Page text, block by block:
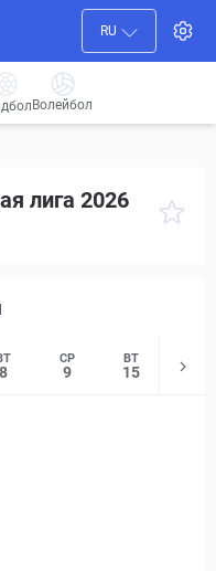
RU
Волейбол
лига 2026
8
СР
9
ВТ
15